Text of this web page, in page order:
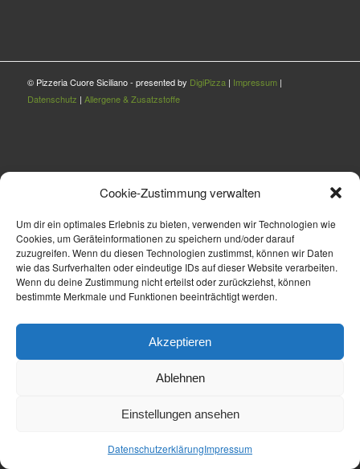
Cookie-Zustimmung verwalten
Um dir ein optimales Erlebnis zu bieten, verwenden wir Technologien wie
Cookies, um Geräteinformationen zu speichern und/oder darauf
zuzugreifen. Wenn du diesen Technologien zustimmst, können wir Daten
wie das Surfverhalten oder eindeutige IDs auf dieser Website verarbeiten.
Wenn du deine Zustimmung nicht erteilst oder zurückziehst, können
bestimmte Merkmale und Funktionen beeinträchtigt werden.
Akzeptieren
Ablehnen
Einstellungen ansehen
DatenschutzerklärungImpressum
© Pizzeria Cuore Siciliano - presented by DigiPizza | Impressum |
Datenschutz | Allergene & Zusatzstoffe